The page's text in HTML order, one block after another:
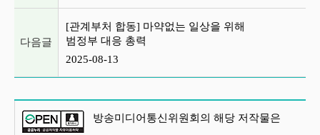
다음글
[관계부처 합동] 마약없는 일상을 위해
범정부 대응 총력
2025-08-13
방송미디어통신위원회의 해당 저작물은